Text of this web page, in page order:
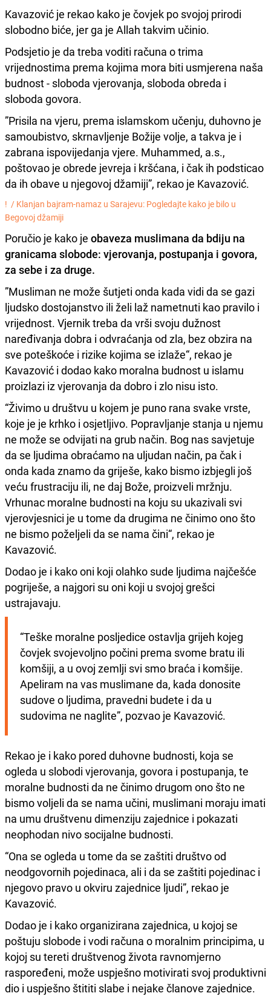
Kavazović je rekao kako je čovjek po svojoj prirodi
slobodno biće, jer ga je Allah takvim učinio.
Podsjetio je da treba voditi računa o trima
vrijednostima prema kojima mora biti usmjerena naša
budnost - sloboda vjerovanja, sloboda obreda i
sloboda govora.
”Prisila na vjeru, prema islamskom učenju, duhovno je
samoubistvo, skrnavljenje Božije volje, a takva je i
zabrana ispovijedanja vjere. Muhammed, a.s.,
poštovao je obrede jevreja i kršćana, i čak ih podsticao
da ih obave u njegovoj džamiji”, rekao je Kavazović.
! / Klanjan bajram-namaz u Sarajevu: Pogledajte kako je bilo u
Begovoj džamiji
Poručio je kako je obaveza muslimana da bdiju na
granicama slobode: vjerovanja, postupanja i govora,
za sebe i za druge.
”Musliman ne može šutjeti onda kada vidi da se gazi
ljudsko dostojanstvo ili želi laž nametnuti kao pravilo i
vrijednost. Vjernik treba da vrši svoju dužnost
naređivanja dobra i odvraćanja od zla, bez obzira na
sve poteškoće i rizike kojima se izlaže“, rekao je
Kavazović i dodao kako moralna budnost u islamu
proizlazi iz vjerovanja da dobro i zlo nisu isto.
“Živimo u društvu u kojem je puno rana svake vrste,
koje je je krhko i osjetljivo. Popravljanje stanja u njemu
ne može se odvijati na grub način. Bog nas savjetuje
da se ljudima obraćamo na uljudan način, pa čak i
onda kada znamo da griješe, kako bismo izbjegli još
veću frustraciju ili, ne daj Bože, proizveli mržnju.
Vrhunac moralne budnosti na koju su ukazivali svi
vjerovjesnici je u tome da drugima ne činimo ono što
ne bismo poželjeli da se nama čini“, rekao je
Kavazović.
Dodao je i kako oni koji olahko sude ljudima najčešće
pogriješe, a najgori su oni koji u svojoj grešci
ustrajavaju.
“Teške moralne posljedice ostavlja grijeh kojeg
čovjek svojevoljno počini prema svome bratu ili
komšiji, a u ovoj zemlji svi smo braća i komšije.
Apeliram na vas muslimane da, kada donosite
sudove o ljudima, pravedni budete i da u
sudovima ne naglite”, pozvao je Kavazović.
Rekao je i kako pored duhovne budnosti, koja se
ogleda u slobodi vjerovanja, govora i postupanja, te
moralne budnosti da ne činimo drugom ono što ne
bismo voljeli da se nama učini, muslimani moraju imati
na umu društvenu dimenziju zajednice i pokazati
neophodan nivo socijalne budnosti.
“Ona se ogleda u tome da se zaštiti društvo od
neodgovornih pojedinaca, ali i da se zaštiti pojedinac i
njegovo pravo u okviru zajednice ljudi”, rekao je
Kavazović.
Dodao je i kako organizirana zajednica, u kojoj se
poštuju slobode i vodi računa o moralnim principima, u
kojoj su tereti društvenog života ravnomjerno
raspoređeni, može uspješno motivirati svoj produktivni
dio i uspješno štititi slabe i nejake članove zajednice.